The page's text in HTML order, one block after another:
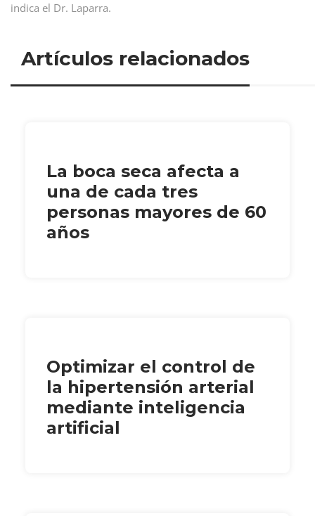
indica el Dr. Laparra.
Artículos relacionados
La boca seca afecta a
una de cada tres
personas mayores de 60
años
Optimizar el control de
la hipertensión arterial
mediante inteligencia
artificial